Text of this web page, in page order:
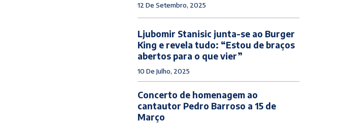
12 De Setembro, 2025
Ljubomir Stanisic junta-se ao Burger
King e revela tudo: “Estou de braços
abertos para o que vier”
10 De Julho, 2025
Concerto de homenagem ao
cantautor Pedro Barroso a 15 de
Março